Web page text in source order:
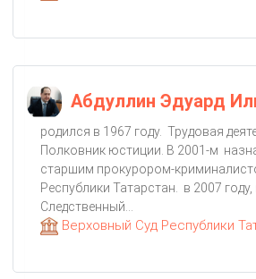
Абдуллин Эдуард
родился в 1967 году. Трудовая
Полковник юстиции. В 2001-м
старшим прокурором-
Республики Татарстан. в 2007
Следственный...
Верховный Суд Республики